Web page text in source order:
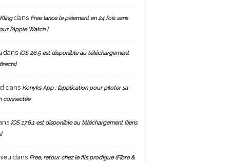
dans Free lance le paiement en 24 fois sans
l’Apple Watch !
dans iOS 26.5 est disponible au téléchargement
dans Konyks App : l’application pour piloter sa
connectée
iOS 17.6.1 est disponible au téléchargement [liens
dans Free, retour chez le fils prodigue (Fibre &